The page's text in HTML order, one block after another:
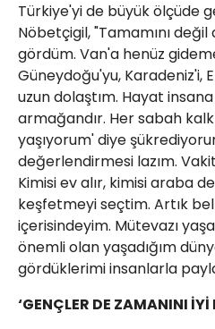
Türkiye'yi de büyük ölçüde
Nöbetçigil, "Tamamını değil
gördüm. Van'a henüz
Güneydoğu'yu, Karadeniz'i,
uzun dolaştım. Hayat
armağandır. Her sabah
yaşıyorum' diye
değerlendirmesi lazım.
Kimisi ev alır, kimisi araba
keşfetmeyi seçtim. Artık
içerisindeyim. Mütevazı
önemli olan yaşadığım
gördüklerimi insanlarla
‘GENÇLER DE ZAMANINI İYİ